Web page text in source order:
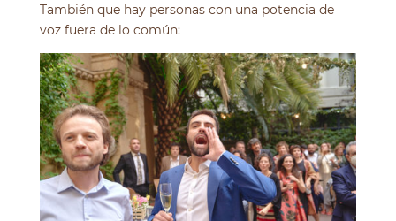
También que hay personas con una potencia de
voz fuera de lo común: